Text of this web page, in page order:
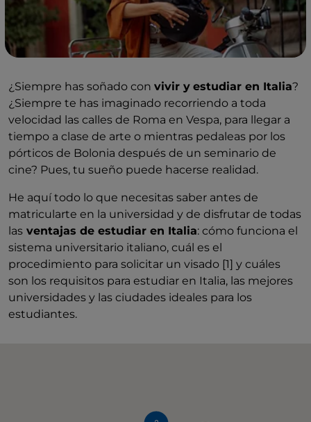
¿Siempre has soñado con vivir y estudiar en Italia?
¿Siempre te has imaginado recorriendo a toda
velocidad las calles de Roma en Vespa, para llegar a
tiempo a clase de arte o mientras pedaleas por los
pórticos de Bolonia después de un seminario de
cine? Pues, tu sueño puede hacerse realidad.
He aquí todo lo que necesitas saber antes de
matricularte en la universidad y de disfrutar de todas
las ventajas de estudiar en Italia: cómo funciona el
sistema universitario italiano, cuál es el
procedimiento para solicitar un visado [1] y cuáles
son los requisitos para estudiar en Italia, las mejores
universidades y las ciudades ideales para los
estudiantes.